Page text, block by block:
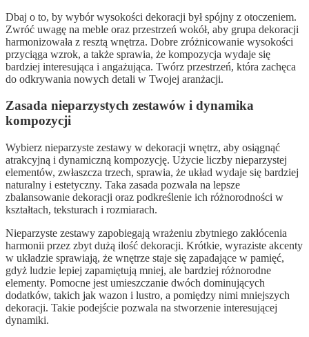
Dbaj o to, by wybór wysokości dekoracji był spójny z otoczeniem.
Zwróć uwagę na meble oraz przestrzeń wokół, aby grupa dekoracji
harmonizowała z resztą wnętrza. Dobre zróżnicowanie wysokości
przyciąga wzrok, a także sprawia, że kompozycja wydaje się
bardziej interesująca i angażująca. Twórz przestrzeń, która zachęca
do odkrywania nowych detali w Twojej aranżacji.
Zasada nieparzystych zestawów i dynamika
kompozycji
Wybierz nieparzyste zestawy w dekoracji wnętrz, aby osiągnąć
atrakcyjną i dynamiczną kompozycję. Użycie liczby nieparzystej
elementów, zwłaszcza trzech, sprawia, że układ wydaje się bardziej
naturalny i estetyczny. Taka zasada pozwala na lepsze
zbalansowanie dekoracji oraz podkreślenie ich różnorodności w
kształtach, teksturach i rozmiarach.
Nieparzyste zestawy zapobiegają wrażeniu zbytniego zakłócenia
harmonii przez zbyt dużą ilość dekoracji. Krótkie, wyraziste akcenty
w układzie sprawiają, że wnętrze staje się zapadające w pamięć,
gdyż ludzie lepiej zapamiętują mniej, ale bardziej różnorodne
elementy. Pomocne jest umieszczanie dwóch dominujących
dodatków, takich jak wazon i lustro, a pomiędzy nimi mniejszych
dekoracji. Takie podejście pozwala na stworzenie interesującej
dynamiki.